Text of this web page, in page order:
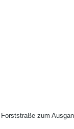
zum